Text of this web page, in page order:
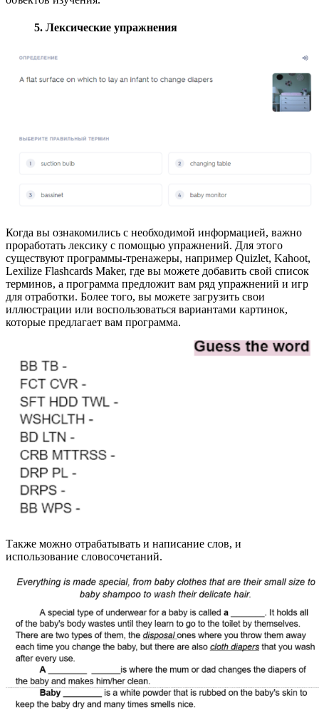
5. Лексические упражнения
Когда вы ознакомились с необходимой информацией, важно
проработать лексику с помощью упражнений. Для этого
существуют программы-тренажеры, например Quizlet, Kahoot,
Lexilize Flashcards Maker, где вы можете добавить свой список
терминов, а программа предложит вам ряд упражнений и игр
для отработки. Более того, вы можете загрузить свои
иллюстрации или воспользоваться вариантами картинок,
которые предлагает вам программа.
Также можно отрабатывать и написание слов, и
использование словосочетаний.